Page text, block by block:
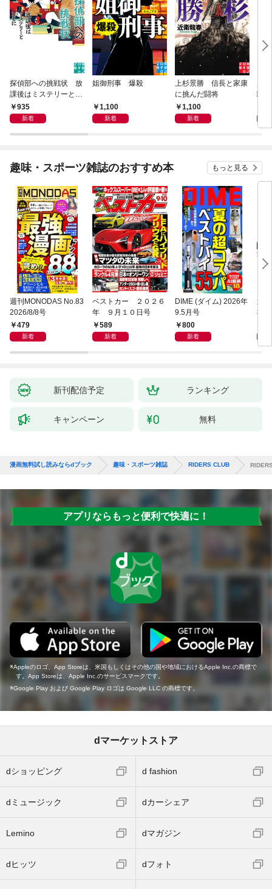
探偵部への挑戦状 放
課後はミステリーとと
もに 新装版
935
新着
姐御刑事 爆殺
1,100
新着
上杉景勝 信長と家康
に挑んだ闘将
1,100
新着
騒動
趣味・スポーツ雑誌のおすすめ本 もっと見る
週刊MONODAS No.83
2026/8/8号
479
新着
ベストカー ２０２６
年 ９月１０日号
589
新着
DIME (ダイム) 2026年
9.5月号
800
新着
週
8/
新刊配信予定 ランキング
キャンペーン 無料
漫画無料試し読みならdブック 趣味・スポーツ雑誌 RIDERS CLUB
アプリならもっと便利で快適に！
Appleのロゴ、App Storeは、米国もしくはその他の国や地域におけるApple Inc.の商標で
す。App Storeは、Apple Inc.のサービスマークです。
Google Play および Google Play ロゴは Google LLC の商標です。
dマーケットストア
dショッピング d fashion
dミュージック dカーシェア
Lemino dマガジン
dヒッツ dフォト